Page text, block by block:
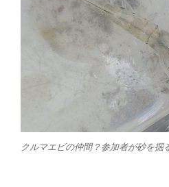
クルマエビの仲間？参加者が砂を掘